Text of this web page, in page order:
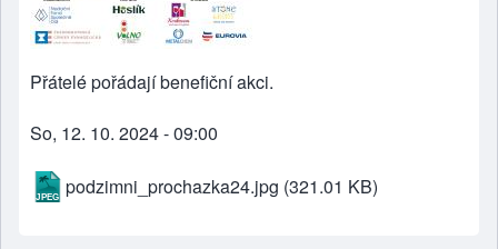
Přátelé pořádají benefiční akci.
So, 12. 10. 2024 - 09:00
podzimni_prochazka24.jpg (321.01 KB)